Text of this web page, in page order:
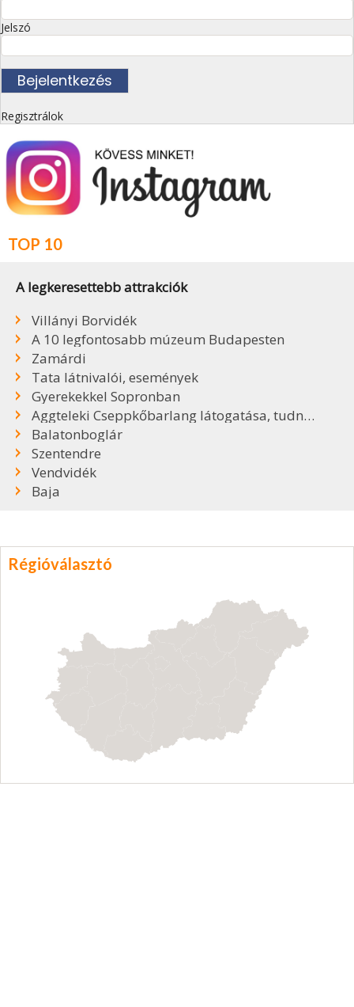
Jelszó
Regisztrálok
TOP 10
A legkeresettebb attrakciók
Villányi Borvidék
A 10 legfontosabb múzeum Budapesten
Zamárdi
Tata látnivalói, események
Gyerekekkel Sopronban
Aggteleki Cseppkőbarlang látogatása, tudnivalók
Balatonboglár
Szentendre
Vendvidék
Baja
Régióválasztó